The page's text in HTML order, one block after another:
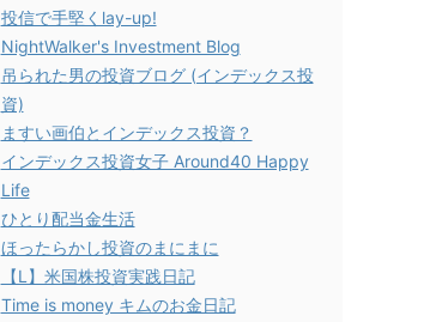
投信で手堅くlay-up!
NightWalker's Investment Blog
吊られた男の投資ブログ (インデックス投
資)
ますい画伯とインデックス投資？
インデックス投資女子 Around40 Happy
Life
ひとり配当金生活
ほったらかし投資のまにまに
【L】米国株投資実践日記
Time is money キムのお金日記